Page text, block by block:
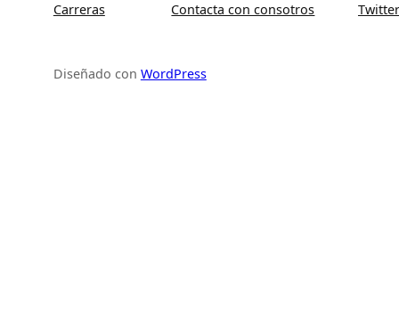
Carreras
Contacta con consotros
Diseñado con WordPress